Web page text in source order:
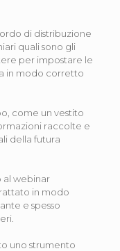
di distribuzione
quali sono gli
per impostare le
in modo corretto
come un vestito
raccolte e
della futura
al webinar
in modo
e spesso
uno strumento